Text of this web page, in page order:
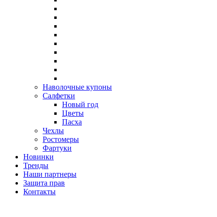
Наволочные купоны
Салфетки
Новый год
Цветы
Пасха
Чехлы
Ростомеры
Фартуки
Новинки
Тренды
Наши партнеры
Защита прав
Контакты